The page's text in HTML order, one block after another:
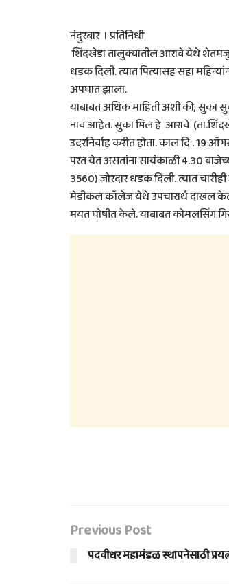
नंदुरबार । प्रतिनिधी
शिंदखेडा तालुक्यातील आरावे येथे
धडक दिली. त्यात पित्यासह सहा
अपघात झाला.
याबाबत अधिक माहिती अशी की, सुका
नाव आहेत. सुका भिल हे आरावे
उदरनिर्वाह करीत होता. काल दि . 19
परत येत असतांना सायंकाळी 4.30
3560) जोरदार धडक दिली. त्यात
मेडीकल कॉलेज येथे उपचारार्थ दाखल
मयत घोषीत केले. याबाबत कोमलसिंग
Previous Post
पदवीधर महामंडळ स्थापनेसाठी